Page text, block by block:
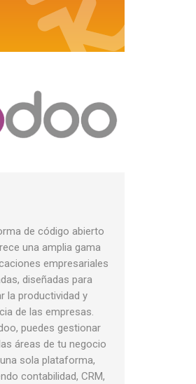
de código abierto
una amplia gama
empresariales
diseñadas para
la productividad y
de las empresas.
puedes gestionar
áreas de tu negocio
sola plataforma,
contabilidad, CRM,